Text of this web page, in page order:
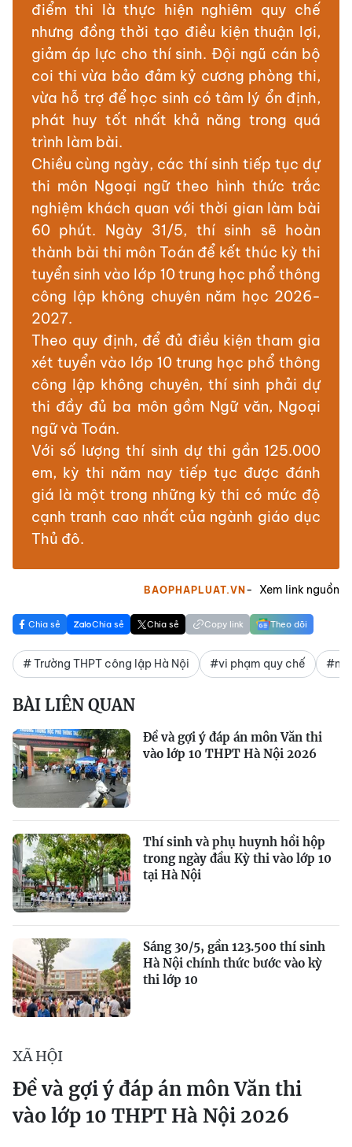
điểm thi là thực hiện nghiêm quy chế
nhưng đồng thời tạo điều kiện thuận lợi,
giảm áp lực cho thí sinh. Đội ngũ cán bộ
coi thi vừa bảo đảm kỷ cương phòng thi,
vừa hỗ trợ để học sinh có tâm lý ổn định,
phát huy tốt nhất khả năng trong quá
trình làm bài.
Chiều cùng ngày, các thí sinh tiếp tục dự
thi môn Ngoại ngữ theo hình thức trắc
nghiệm khách quan với thời gian làm bài
60 phút. Ngày 31/5, thí sinh sẽ hoàn
thành bài thi môn Toán để kết thúc kỳ thi
tuyển sinh vào lớp 10 trung học phổ thông
công lập không chuyên năm học 2026-
2027.
Theo quy định, để đủ điều kiện tham gia
xét tuyển vào lớp 10 trung học phổ thông
công lập không chuyên, thí sinh phải dự
thi đầy đủ ba môn gồm Ngữ văn, Ngoại
ngữ và Toán.
Với số lượng thí sinh dự thi gần 125.000
em, kỳ thi năm nay tiếp tục được đánh
giá là một trong những kỳ thi có mức độ
cạnh tranh cao nhất của ngành giáo dục
Thủ đô.
BAOPHAPLUAT.VN Xem link nguồn
Chia sẻ Chia sẻ Chia sẻ Copy link Theo dõi
# Trường THPT công lập Hà Nội #vi phạm quy chế
BÀI LIÊN QUAN
Đề và gợi ý đáp án môn Văn thi
vào lớp 10 THPT Hà Nội 2026
Thí sinh và phụ huynh hồi hộp
trong ngày đầu Kỳ thi vào lớp 10
tại Hà Nội
Sáng 30/5, gần 123.500 thí sinh
Hà Nội chính thức bước vào kỳ
thi lớp 10
XÃ HỘI
Đề và gợi ý đáp án môn Văn thi
vào lớp 10 THPT Hà Nội 2026